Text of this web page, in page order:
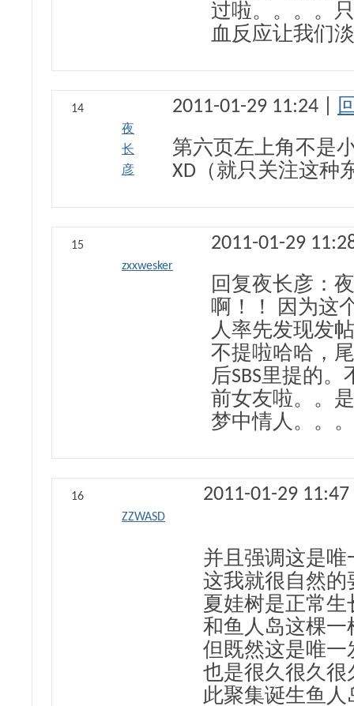
过啦。。。。
血反应让我们
14
夜
长
彦
2011-01-29 11:24 |
第六页左上角不是
XD（就只关注这种
15
zxxwesker
2011-01-29
回复夜长彦：
啊！！ 因为这
人率先发现发
不提啦哈哈，
后SBS里提的
前女友啦。。
梦中情人。。。
16
ZZWASD
2011-01-29
并且强调这是
这我就很自然的
夏娃树是正常
和鱼人岛这棵一
但既然这是唯一
也是很久很久很
此聚集诞生鱼人